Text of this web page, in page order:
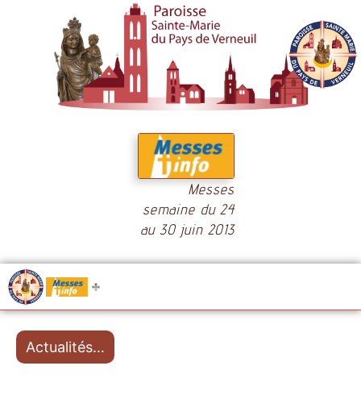
Messes
semaine du 24
au 30 juin 2013
Messes
Actualités…